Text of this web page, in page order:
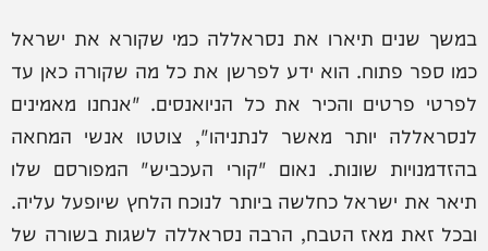
במשך שנים תיארו את נסראללה כמי שקורא את ישראל
כמו ספר פתוח. הוא ידע לפרשן את כל מה שקורה כאן עד
לפרטי פרטים והכיר את כל הניואנסים. "אנחנו מאמינים
לנסראללה יותר מאשר לנתניהו", צוטטו אנשי המחאה
בהזדמנויות שונות. נאום "קורי העכביש" המפורסם שלו
תיאר את ישראל כחלשה ביותר לנוכח הלחץ שיופעל עליה.
ובכל זאת מאז הטבח, הרבה נסראללה לשגות בשורה של